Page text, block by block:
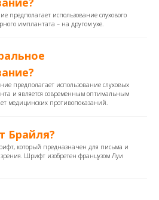
предполагает использование слухового
имплантата – на другом ухе.
предполагает использование слуховых
и является современным оптимальным
медицинских противопоказаний.
Брайля?
который предназначен для письма и
Шрифт изобретен французом Луи